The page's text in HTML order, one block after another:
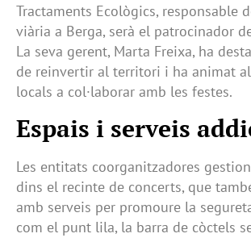
Tractaments Ecològics, responsable
viària a Berga, serà el patrocinador
La seva gerent, Marta Freixa, ha
de reinvertir al territori i ha animat
locals a col·laborar amb les festes.
Espais i serveis
Les entitats coorganitzadores
dins el recinte de concerts, que
amb serveis per promoure la
com el punt lila, la barra de còctels